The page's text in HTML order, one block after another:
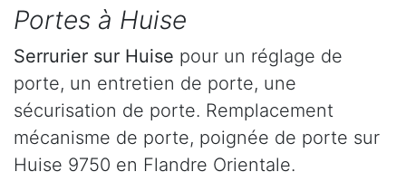
Portes à Huise
Serrurier sur Huise pour un réglage de
porte, un entretien de porte, une
sécurisation de porte. Remplacement
mécanisme de porte, poignée de porte sur
Huise 9750 en Flandre Orientale.